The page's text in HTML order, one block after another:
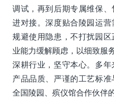
调试，再到后期专属维保
进对接。深度贴合陵园运
规避使用隐患，不打扰园
业能力缓解顾虑，以细致服
深耕行业，坚守本心。多
产品品质、严谨的工艺标
全国陵园、殡仪馆合作伙伴